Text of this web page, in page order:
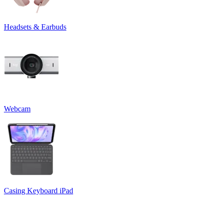
Headsets & Earbuds
Webcam
Casing Keyboard iPad